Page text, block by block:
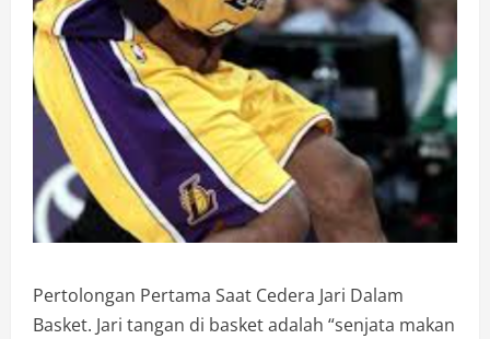
Pertolongan Pertama Saat Cedera Jari Dalam
Basket. Jari tangan di basket adalah “senjata makan